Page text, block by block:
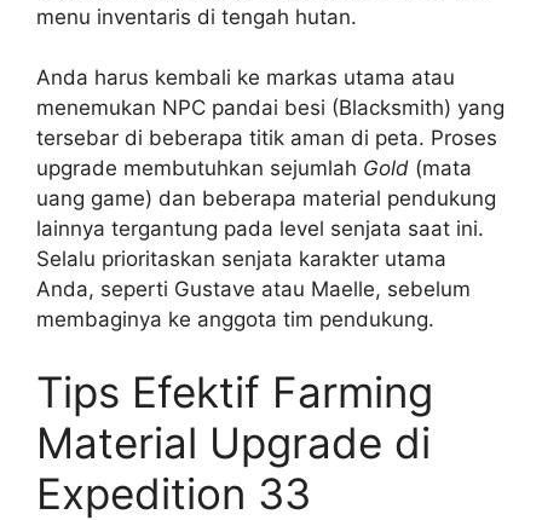
menu inventaris di tengah hutan.
Anda harus kembali ke markas utama atau
menemukan NPC pandai besi (Blacksmith) yang
tersebar di beberapa titik aman di peta. Proses
upgrade membutuhkan sejumlah Gold (mata
uang game) dan beberapa material pendukung
lainnya tergantung pada level senjata saat ini.
Selalu prioritaskan senjata karakter utama
Anda, seperti Gustave atau Maelle, sebelum
membaginya ke anggota tim pendukung.
Tips Efektif Farming
Material Upgrade di
Expedition 33